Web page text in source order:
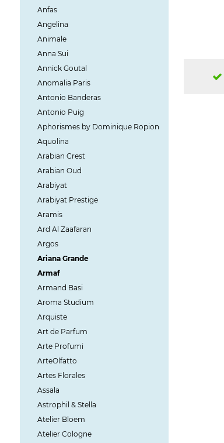
Anfas
Angelina
Animale
Anna Sui
Annick Goutal
Anomalia Paris
Antonio Banderas
Antonio Puig
Aphorismes by Dominique Ropion
Aquolina
Arabian Crest
Arabian Oud
Arabiyat
Arabiyat Prestige
Aramis
Ard Al Zaafaran
Argos
Ariana Grande
Armaf
Armand Basi
Aroma Studium
Arquiste
Art de Parfum
Arte Profumi
ArteOlfatto
Artes Florales
Assala
Astrophil & Stella
Atelier Bloem
Atelier Cologne